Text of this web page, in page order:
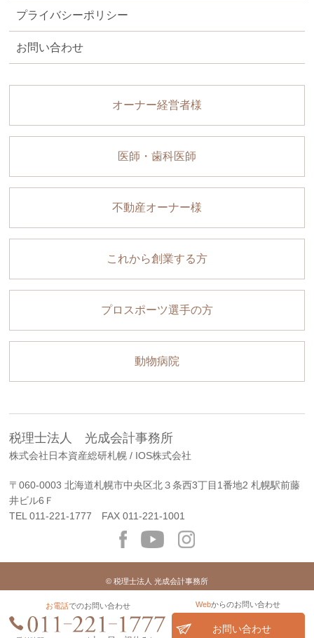
お電話でのお問い合わせ Webからのお問い合わせ
お問い合わせ
プライバシーポリシー
お問い合わせ
オーナー経営者様
医師・歯科医師
不動産オーナー様
これから創業する方
プロスポーツ選手の方
動物病院
税理士法人 光成会計事務所
株式会社日本資産総研札幌 / IOS株式会社
〒060-0003 北海道札幌市中央区北３条西3丁目1番地2 札幌駅前藤
井ビル6Ｆ
TEL011-221-1777 FAX 011-221-1001
© 税理士法人 光成会計事務所